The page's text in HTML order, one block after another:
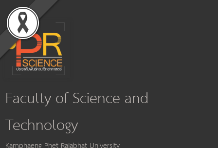
Faculty of Science and
Technology